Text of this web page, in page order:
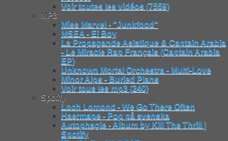
Voir toutes les vidéos (7559)
MP3
Miss Marvel - "Junkfood"
MSEA - Ei Boy
La Propagande Asiatique & Captain Arabia
- Le Miracle Rap Français (Captain Arabia
EP)
Unknown Mortal Orchestra - Multi-Love
Minor Alps - Buried Plans
Voir tous les mp3 (240)
Spotify
Loch Lomond - We Go There Often
Haermape - Pop på svenska
Autophagie - Album by Kill The Thrill |
Spotify